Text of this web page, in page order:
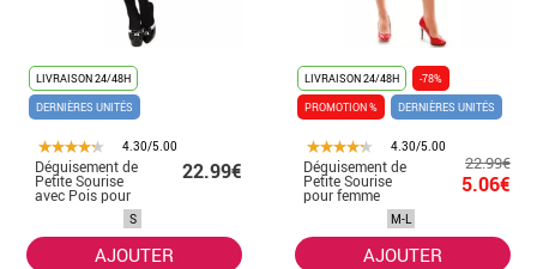
LIVRAISON 24/48H
DERNIÈRES UNITÉS
4.30/5.00
Déguisement de
Petite Sourise
avec Pois pour
22.99€
S
AJOUTER
LIVRAISON 24/48H
-78%
PROMOTION %
DERNIÈRES UNITÉS
4.30/5.00
Déguisement de
Petite Sourise
pour femme
22.99€
5.06€
M-L
AJOUTER